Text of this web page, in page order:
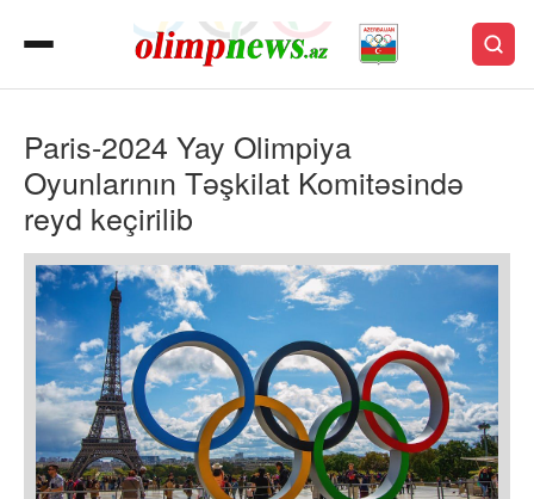
Paris-2024 Yay Olimpiya
Oyunlarının Təşkilat Komitəsində
reyd keçirilib